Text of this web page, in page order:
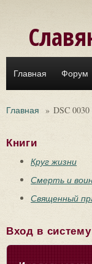
Главная Форум
Главная » DSC 0030
Книги
Круг жизни
Смерть и
Священный
Вход в систему